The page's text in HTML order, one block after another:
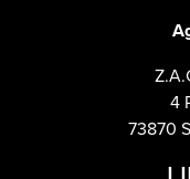
4
73870